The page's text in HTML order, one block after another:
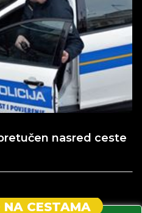
nasred ceste
NA CESTAMA